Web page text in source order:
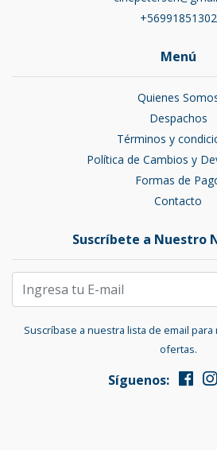
+56991851302
Menú
Quienes
Despachos
Términos y
Política de Cambios y
Formas de
Contacto
Suscríbete a Nuestro
Suscríbase a nuestra lista de email
ofertas.
Síguenos: